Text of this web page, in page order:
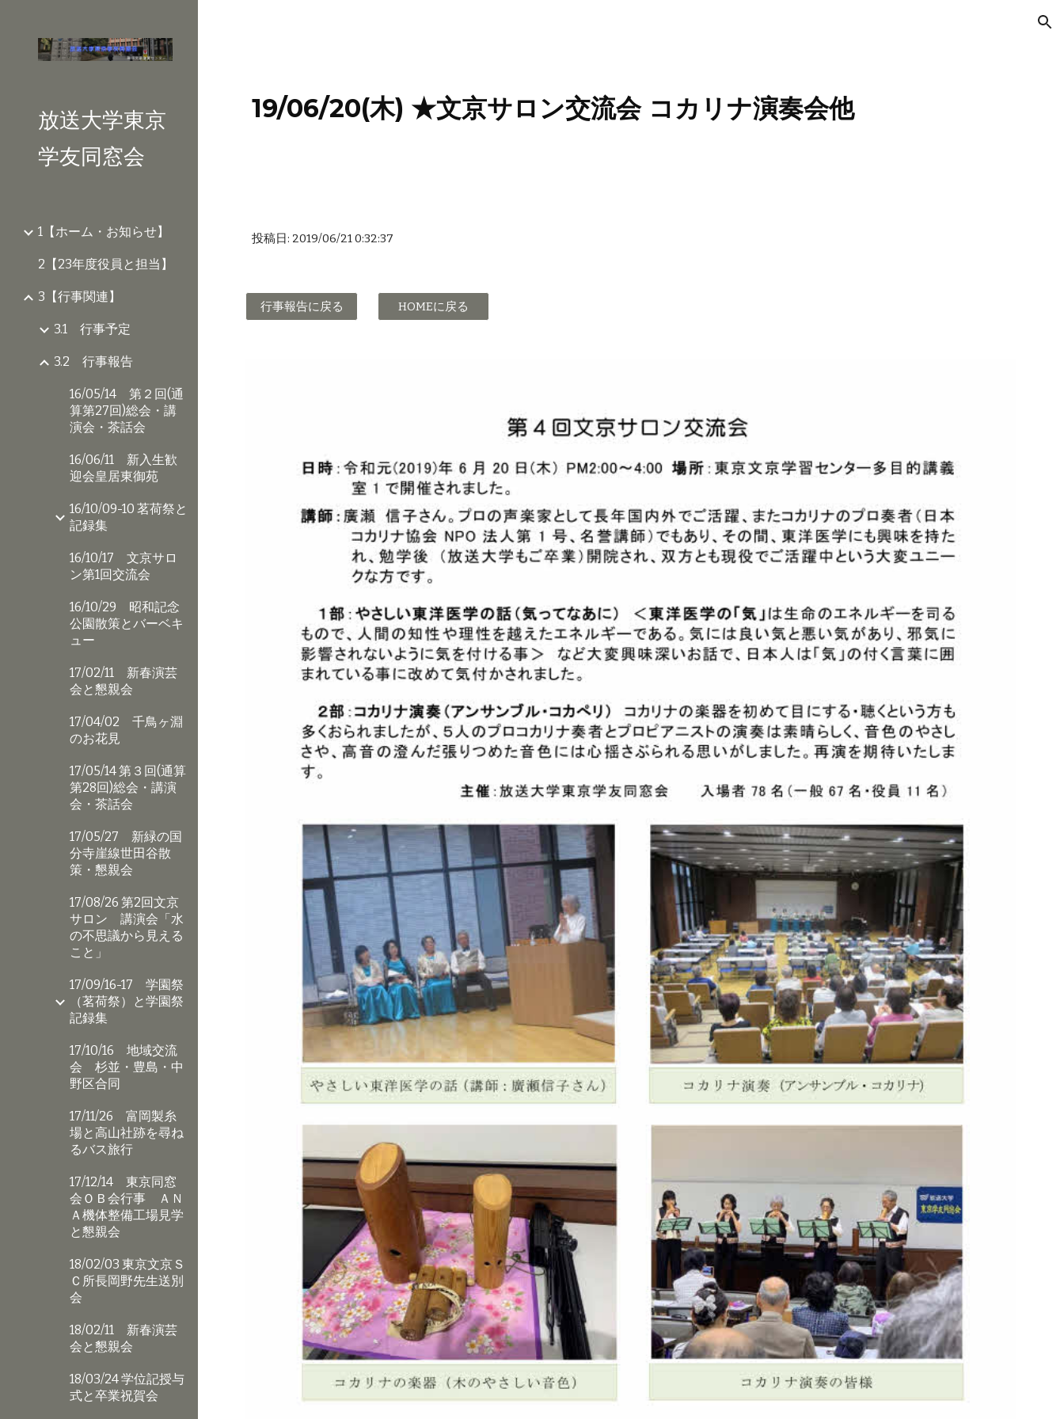
放送大学東京
学友同窓会
1【ホーム・お知らせ】
2【23年度役員と担当】
3【行事関連】
3.1 行事予定
3.2 行事報告
16/05/14 第２回(通
算第27回)総会・講
演会・茶話会
16/06/11 新入生歓
迎会皇居東御苑
16/10/09-10 茗荷祭と
記録集
16/10/17 文京サロ
ン第1回交流会
16/10/29 昭和記念
公園散策とバーベキ
ュー
17/02/11 新春演芸
会と懇親会
17/04/02 千鳥ヶ淵
のお花見
17/05/14 第３回(通算
第28回)総会・講演
会・茶話会
17/05/27 新緑の国
分寺崖線世田谷散
策・懇親会
17/08/26 第2回文京
サロン 講演会「水
の不思議から見える
こと」
17/09/16-17 学園祭
（茗荷祭）と学園祭
記録集
17/10/16 地域交流
会 杉並・豊島・中
野区合同
17/11/26 富岡製糸
場と高山社跡を尋ね
るバス旅行
17/12/14 東京同窓
会ＯＢ会行事 ＡＮ
Ａ機体整備工場見学
と懇親会
18/02/03 東京文京Ｓ
Ｃ所長岡野先生送別
会
18/02/11 新春演芸
会と懇親会
18/03/24 学位記授与
式と卒業祝賀会
19/06/20(木) ★文京サロン交流会 コカリナ演奏会他
投稿日: 2019/06/21 0:32:37
行事報告に戻る HOMEに戻る